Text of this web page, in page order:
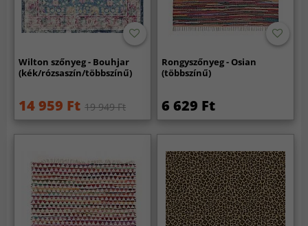
Wilton szőnyeg - Bouhjar
(kék/rózsaszín/többszínű)
14 959 Ft 19 949 Ft
Rongyszőnyeg - Osian
(többszínű)
6 629 Ft